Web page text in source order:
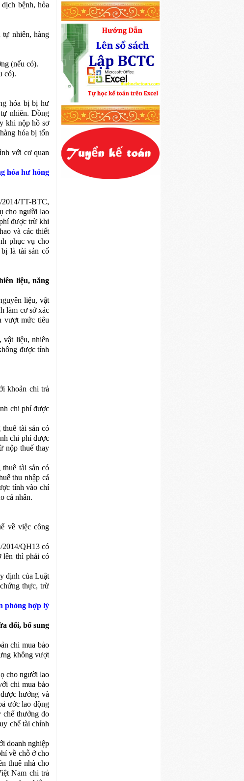
bệnh, hỏa
nhiên, hàng
(nếu có).
có).
hóa bị bị hư
nhiên. Đồng
khi nộp hồ sơ
hóa bị tổn
với cơ quan
hóa hư hỏng
2014/TT-BTC,
cho người lao
được trừ khi
và các thiết
phục vụ cho
là tài sản cố
liệu, năng
liệu, vật
làm cơ sở xác
vượt mức tiêu
liệu, nhiên
được tính
khoản chi trả
chi phí được
tài sản có
chi phí được
nộp thuế thay
tài sản có
thu nhập cá
tính vào chí
cá nhân.
về việc công
2014/QH13 có
lên thì phải có
định của Luật
thực, trừ
phòng hợp lý
đổi, bổ sung
chi mua bảo
không vượt
cho người lao
chi mua bảo
hưởng và
ước lao động
chế thưởng do
chế tài chính
doanh nghiệp
về chỗ ở cho
thuê nhà cho
Nam chi trả